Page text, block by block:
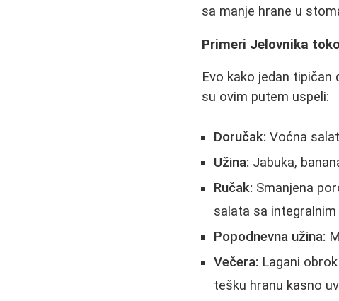
sa manje hrane u
Primeri Jelovnika
Evo kako jedan
su ovim putem uspeli:
Doručak: Voćna
Užina: Jabuka,
Ručak: Smanjena
salata sa integralnim
Popodnevna užina:
Večera: Lagani
tešku hranu kasno